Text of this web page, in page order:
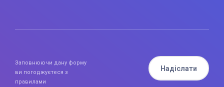
Заповнюючи дану форму
ви погоджуєтеся з
правилами
Надіслати